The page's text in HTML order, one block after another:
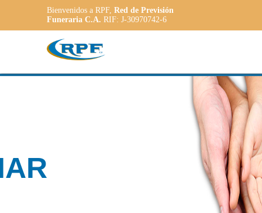
Bienvenidos a RPF, Red de Previsión
Funeraria C.A. RIF: J-30970742-6
Contamos con